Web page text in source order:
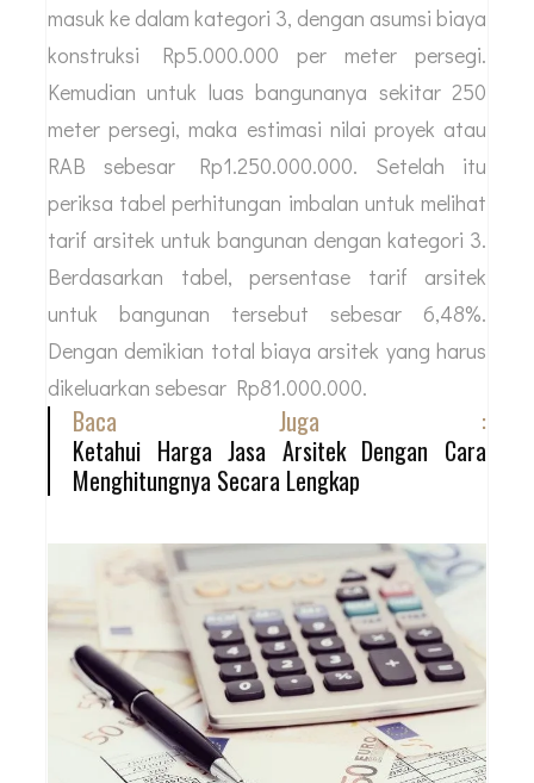
masuk ke dalam kategori 3, dengan asumsi biaya
konstruksi Rp5.000.000 per meter persegi.
Kemudian untuk luas bangunanya sekitar 250
meter persegi, maka estimasi nilai proyek atau
RAB sebesar Rp1.250.000.000. Setelah itu
periksa tabel perhitungan imbalan untuk melihat
tarif arsitek untuk bangunan dengan kategori 3.
Berdasarkan tabel, persentase tarif arsitek
untuk bangunan tersebut sebesar 6,48%.
Dengan demikian total biaya arsitek yang harus
dikeluarkan sebesar Rp81.000.000.
Baca Juga :
Ketahui Harga Jasa Arsitek Dengan Cara
Menghitungnya Secara Lengkap